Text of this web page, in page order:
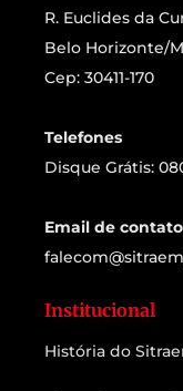
R. Euclides da
Belo Horizonte/
Cep: 30411-170
Telefones
Disque Grátis:
Email de contato
Institucional
História do